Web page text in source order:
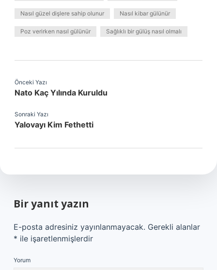
Nasıl güzel dişlere sahip olunur Nasıl kibar gülünür
Poz verirken nasıl gülünür Sağlıklı bir gülüş nasıl olmalı
Önceki Yazı
Nato Kaç Yılında Kuruldu
Sonraki Yazı
Yalovayı Kim Fethetti
Bir yanıt yazın
E-posta adresiniz yayınlanmayacak. Gerekli alanlar
* ile işaretlenmişlerdir
Yorum